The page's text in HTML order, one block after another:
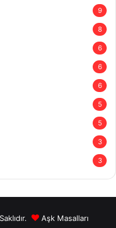
9
8
6
6
6
5
5
3
3
Aşk Masalları